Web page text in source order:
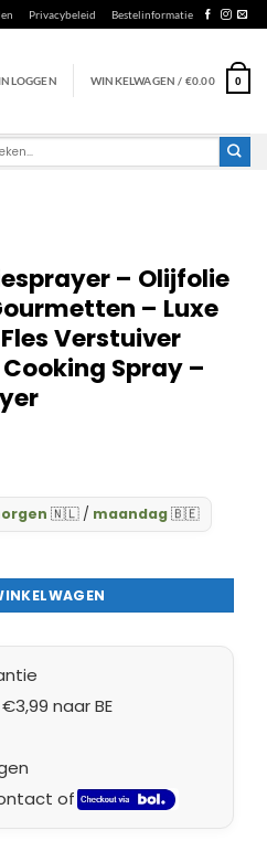
Privacybeleid Bestelinformatie
INLOGGEN WINKELWAGEN / €0.00 0
– Olijfolie
– Luxe
Verstuiver
Spray –
🇳🇱 /maandag🇧🇪
Sprayer - Gourmet / Gourmetten
naar BE
of